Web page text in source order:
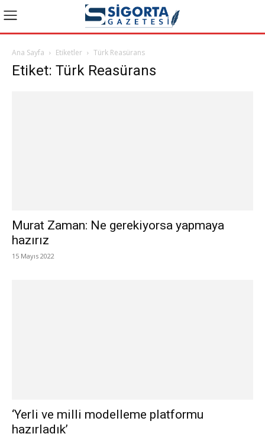
Ana Sayfa Etiketler Türk Reasürans
Etiket: Türk Reasürans
Murat Zaman: Ne gerekiyorsa yapmaya
hazırız
15 Mayıs 2022
‘Yerli ve milli modelleme platformu
hazırladık’